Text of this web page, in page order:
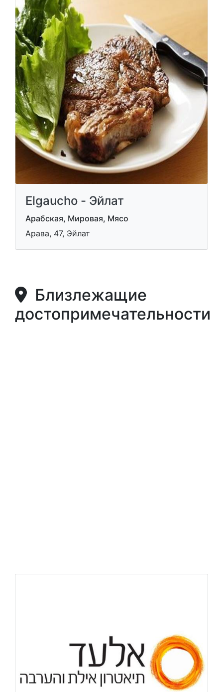
Elgaucho - Эйлат
Арабская, Мировая, Мясо
Арава, 47, Эйлат
Близлежащие
достопримечательности